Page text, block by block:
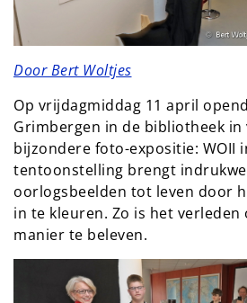
Door Bert Woltjes
Op vrijdagmiddag 11 april
Grimbergen in de bibliotheek in
bijzondere foto-expositie: WOII
tentoonstelling brengt
oorlogsbeelden tot leven door
in te kleuren. Zo is het verleden
manier te beleven.